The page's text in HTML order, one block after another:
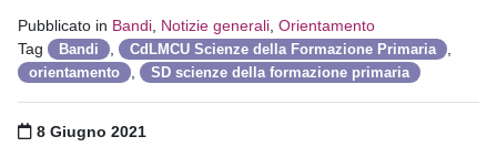
Pubblicato in Bandi Notizie generali Orientamento
Tag
Bandi CdLMCU Scienze della Formazione Primaria
orientamento SD scienze della formazione primaria
Pubblicato il
8 Giugno 2021